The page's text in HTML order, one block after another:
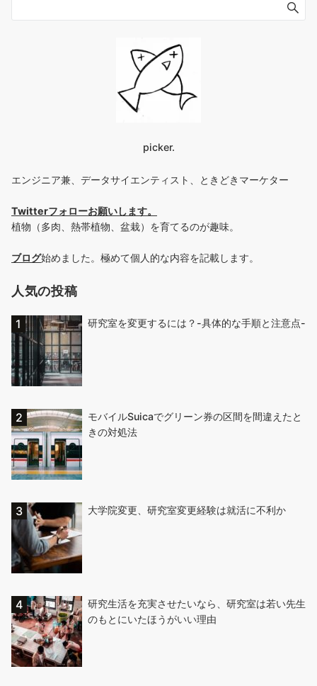
picker.
エンジニア兼、データサイエンティスト、ときどきマーケター
Twitterフォローお願いします。
植物（多肉、熱帯植物、盆栽）を育てるのが趣味。
ブログ始めました。極めて個人的な内容を記載します。
人気の投稿
研究室を変更するには？-具体的な手順と注意点-
モバイルSuicaでグリーン券の区間を間違えたと
きの対処法
大学院変更、研究室変更経験は就活に不利か
研究生活を充実させたいなら、研究室は若い先生
のもとにいたほうがいい理由